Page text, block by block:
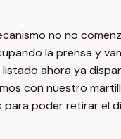
no no
la prensa y
listado ahora ya
con nuestro
para poder retirar el